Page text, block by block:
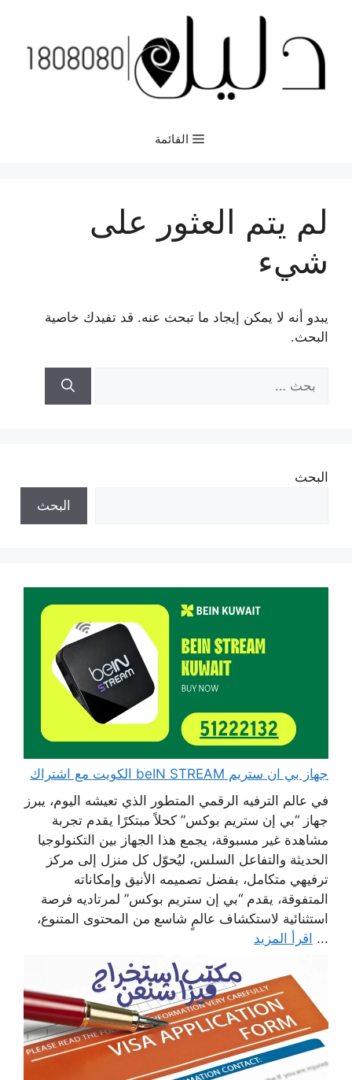
المحتوى
القائمة
لم يتم العثور على
شيء
يبدو أنه لا يمكن إيجاد ما تبحث عنه. قد تفيدك خاصية
البحث.
عن:
البحث
البحث
جهاز بي ان ستريم beIN STREAM الكويت مع اشتراك
في عالم الترفيه الرقمي المتطور الذي تعيشه اليوم، يبرز
جهاز “بي إن ستريم بوكس” كحلاً مبتكرًا يقدم تجربة
مشاهدة غير مسبوقة، يجمع هذا الجهاز بين التكنولوجيا
الحديثة والتفاعل السلس، ليُحوّل كل منزل إلى مركز
ترفيهي متكامل، بفضل تصميمه الأنيق وإمكاناته
المتفوقة، يقدم “بي إن ستريم بوكس” لمرتاديه فرصة
استثنائية لاستكشاف عالمٍ شاسع من المحتوى المتنوع،
... اقرأ المزيد